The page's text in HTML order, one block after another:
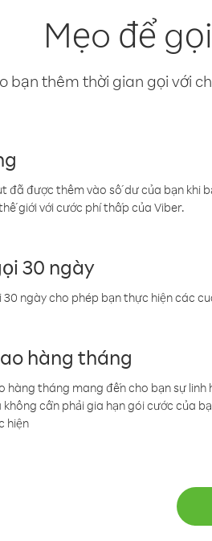
Mẹo để
bạn thêm thời gian gọi với
đã được thêm vào số dư của bạn khi
giới với cước phí thấp của Viber.
30 ngày
30 ngày cho phép bạn thực hiện các
hàng tháng
hàng tháng mang đến cho bạn sự
cần phải gia hạn gói cước của
hiện